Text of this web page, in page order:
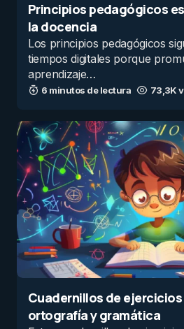
Principios pedagógicos
la docencia
Los principios pedagógicos
tiempos digitales porque
aprendizaje…
6 minutos de lectura 73,3K
Cuadernillos de
ortografía y gramática